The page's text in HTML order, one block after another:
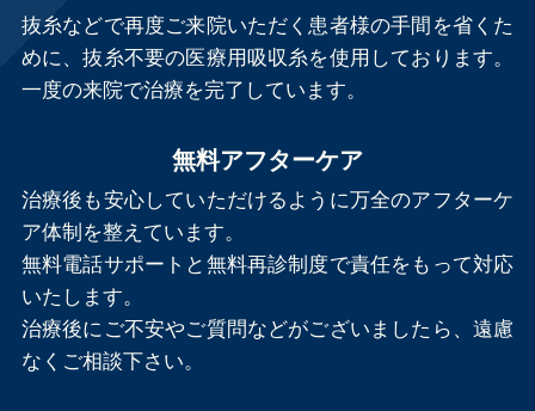
抜糸などで再度ご来院いただく患者様の手間を省くた
めに、抜糸不要の医療用吸収糸を使用しております。
一度の来院で治療を完了しています。
無料アフターケア
治療後も安心していただけるように万全のアフターケ
ア体制を整えています。
無料電話サポートと無料再診制度で責任をもって対応
いたします。
治療後にご不安やご質問などがございましたら、遠慮
なくご相談下さい。